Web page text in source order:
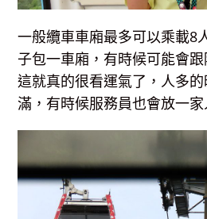
一般纜車車廂最多可以乘載8
子包一車廂，有時候可能會
這就真的很看運氣了，人多
滿，有時候服務員也會放一家